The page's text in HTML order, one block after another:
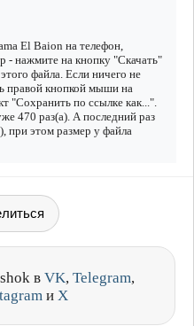
El Baion на телефон,
- нажмите на кнопку "Скачать"
файла. Если ничего не
правой кнопкой мыши на
"Сохранить по ссылке как...".
470 раз(а). А последний раз
при этом размер у файла
в VK, Telegram,
и X